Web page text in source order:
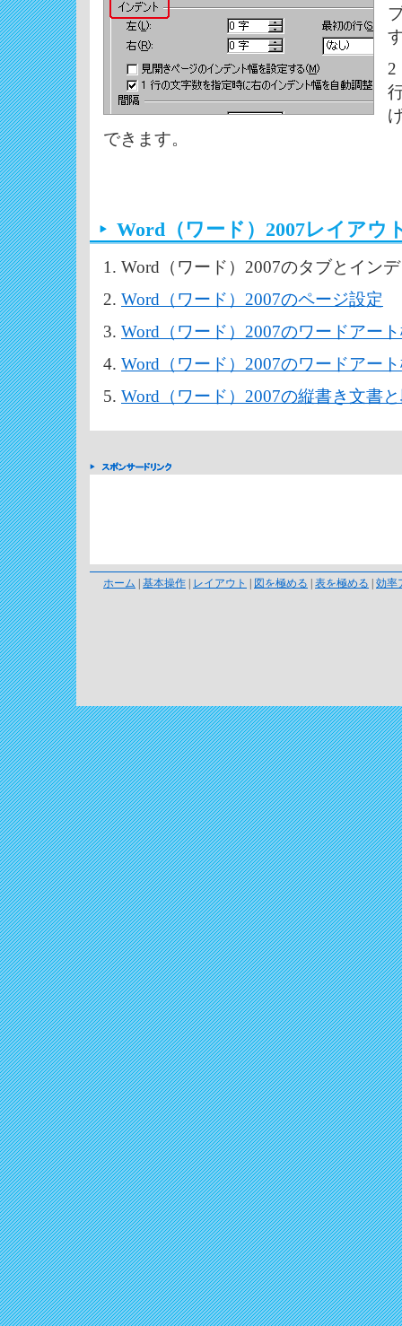
2
できます。
Word（ワード）2007レイアウ
Word（ワード）2007のタブとイン
Word（ワード）2007のページ設定
Word（ワード）2007のワードアー
Word（ワード）2007のワードアー
Word（ワード）2007の縦書き文書
ホーム 基本操作 レイアウト 図を極める 表を極める 効率